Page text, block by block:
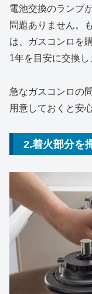
電池交換のランプ
問題ありません。
は、ガスコンロを
1年を目安に交換し
急なガスコンロの
用意しておくと安
2.着火部分を